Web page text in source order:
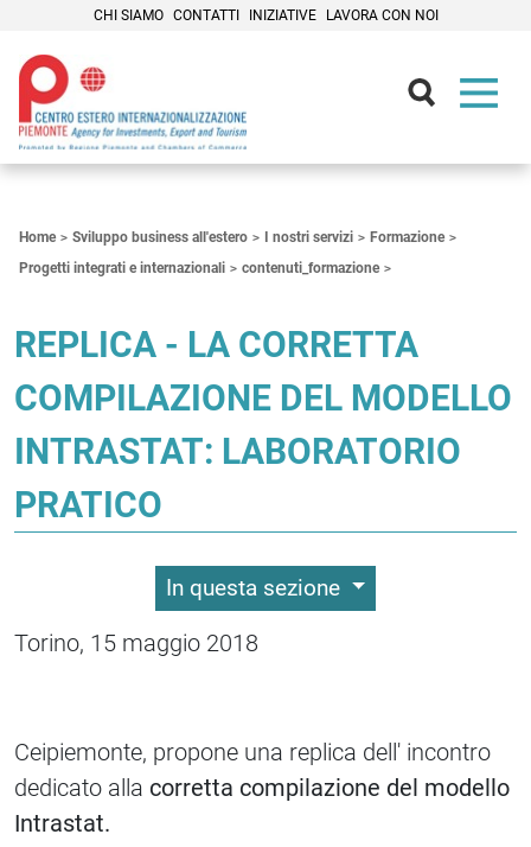
CHI SIAMO CONTATTI INIZIATIVE LAVORA CON NOI
Home Sviluppo business all'estero I nostri servizi
Formazione
Progetti integrati e internazionali
contenuti_formazione
REPLICA - LA CORRETTA
COMPILAZIONE DEL MODELLO
INTRASTAT: LABORATORIO
PRATICO
In questa sezione
Torino, 15 maggio 2018
Ceipiemonte, propone una replica dell' incontro
dedicato alla corretta compilazione del modello
Intrastat.